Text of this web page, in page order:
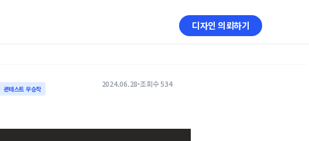
디자인 의뢰하기
콘테스트 우승작 2024.06.28 조회수 534